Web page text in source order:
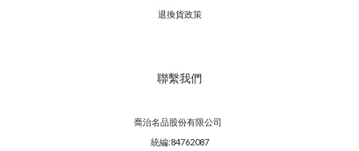
退換貨政策
聯繫我們
喬治名品股份有限公司
統編:84762087